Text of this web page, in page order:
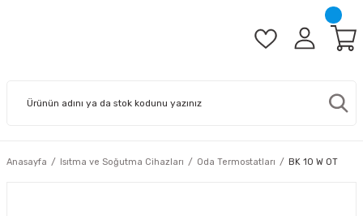
Anasayfa Isıtma ve Soğutma Cihazları Oda Termostatları BK 10 W 0T